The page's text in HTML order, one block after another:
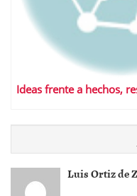
Ideas frente a hechos,
Luis Ortiz de